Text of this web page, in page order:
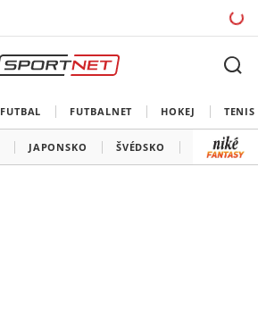
FUTBAL FUTBALNET HOKEJ TENIS
JAPONSKO ŠVÉDSKO BELGICKO